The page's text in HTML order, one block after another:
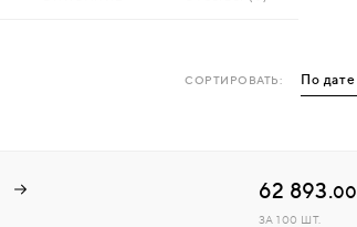
СОРТИРОВАТЬ:
62 893.00
ЗА 100 ШТ.